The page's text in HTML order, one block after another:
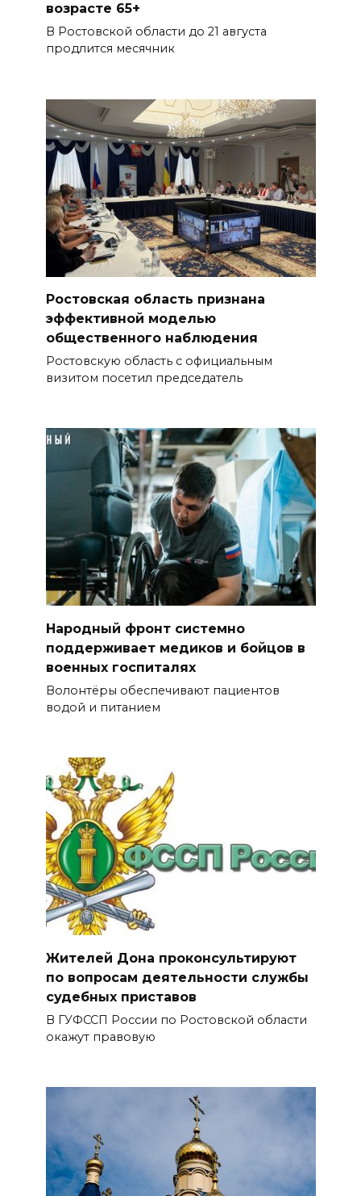
возрасте 65+
В Ростовской области до 21 августа
продлится месячник
Ростовская область признана
эффективной моделью
общественного наблюдения
Ростовскую область с официальным
визитом посетил председатель
Народный фронт системно
поддерживает медиков и бойцов в
военных госпиталях
Волонтёры обеспечивают пациентов
водой и питанием
Жителей Дона проконсультируют
по вопросам деятельности службы
судебных приставов
В ГУФССП России по Ростовской области
окажут правовую